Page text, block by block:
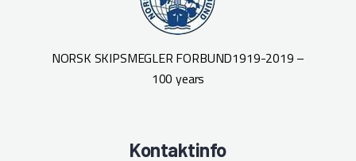
NORSK SKIPSMEGLER FORBUND1919-2019 –
100 years
Kontaktinfo